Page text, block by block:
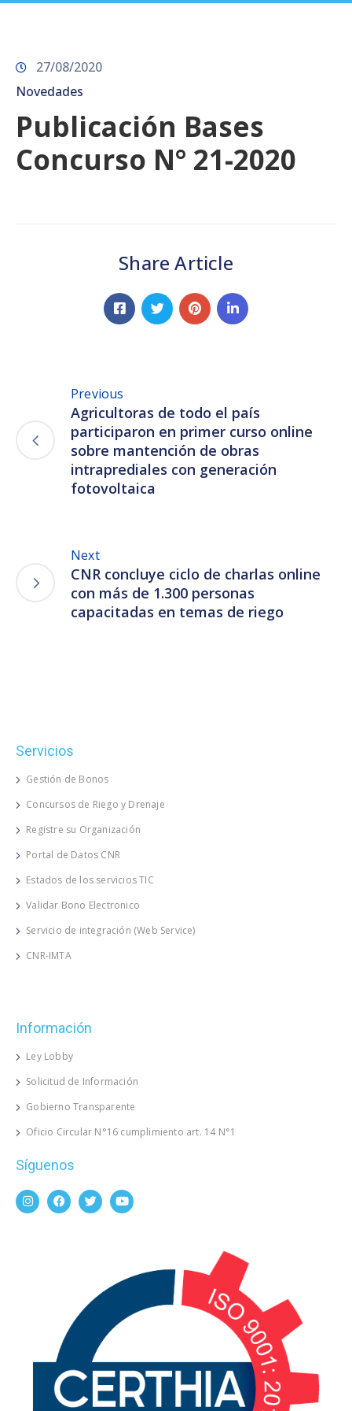
27/08/2020
Novedades
Publicación Bases
Concurso N° 21-2020
Share Article
Previous
Agricultoras de todo el país
participaron en primer curso online
sobre mantención de obras
intraprediales con generación
fotovoltaica
Next
CNR concluye ciclo de charlas online
con más de 1.300 personas
capacitadas en temas de riego
Servicios
Gestión de Bonos
Concursos de Riego y Drenaje
Registre su Organización
Portal de Datos CNR
Estados de los servicios TIC
Validar Bono Electronico
Servicio de integración (Web Service)
CNR-IMTA
Información
Ley Lobby
Solicitud de Información
Gobierno Transparente
Oficio Circular N°16 cumplimiento art. 14 N°1
Síguenos